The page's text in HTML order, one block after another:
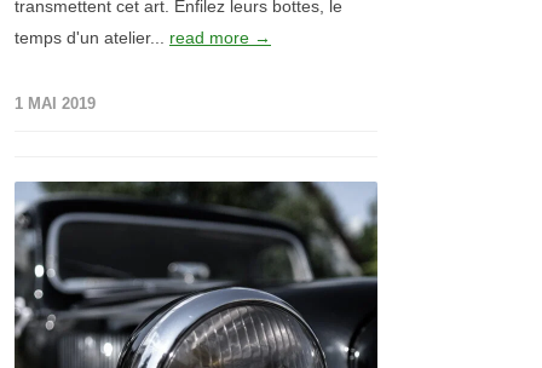
transmettent cet art. Enfilez leurs bottes, le
temps d'un atelier... read more →
1 MAI 2019